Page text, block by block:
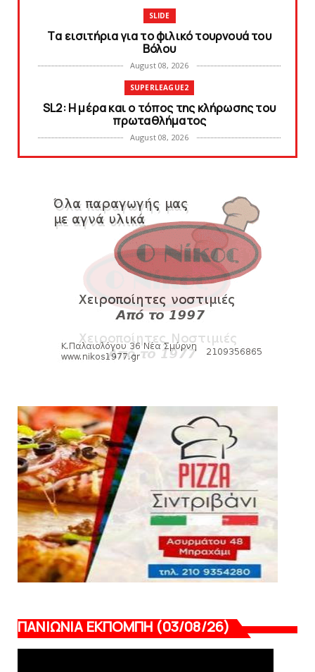
SLIDE
Tα εισιτήρια για το φιλικό τουρνουά του
Bόλου
August 08, 2026
SUPERLEAGUE2
SL2: Η μέρα και ο τόπος της κλήρωσης του
πρωταθλήματος
August 08, 2026
KARA TALKS
August 07, 2026
KARA TALKS
«Kara Talks»: LIVE 21:00
August 07, 2026
SLIDE
Κύπελλο: Την Τετάρτη 19 Αυγούστου το Νίκη
Βόλου - Πανιώνιος
HEADLINES
KARA TALKS
«Kara Talks» LIVE: Παρασκευή στις 21:00
August 06, 2026
ΠΑΝΙΩΝΙΑ ΕΚΠΟΜΠΗ (03/08/26)